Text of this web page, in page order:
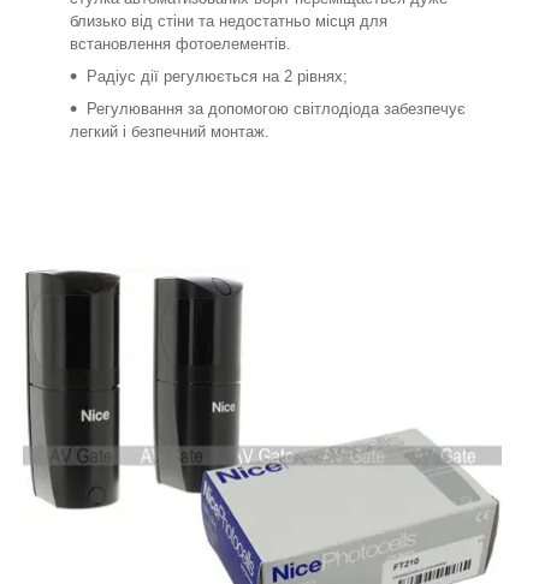
близько від стіни та недостатньо місця для
встановлення фотоелементів.
Радіус дії регулюється на 2 рівнях;
Регулювання за допомогою світлодіода забезпечує
легкий і безпечний монтаж.